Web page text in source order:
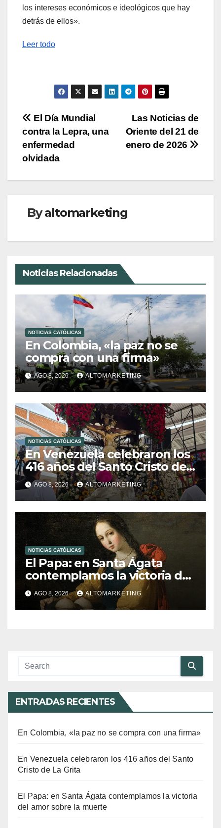
los intereses económicos e ideológicos que hay
detrás de ellos».
Leer todo
Navegación
de
entradas
Las Noticias de
Oriente del 21 de
enero de 2026
El Día Mundial
contra la Lepra, una
enfermedad
olvidada
Byaltomarketing
Noticias Relacionadas
NOTICIAS CATÓLICAS
En Colombia, «la paz no se
compra con una firma»
AGO 8, 2026 ALTOMARKETING
NOTICIAS CATÓLICAS
En Venezuela celebraron los
416 años del Santo Cristo de
La Grita
AGO 8, 2026 ALTOMARKETING
NOTICIAS CATÓLICAS
El Papa: en Santa Ágata
contemplamos la victoria del
amor sobre la muerte
AGO 8, 2026 ALTOMARKETING
ENTRADAS RECIENTES
En Colombia, «la paz no se compra con una firma»
En Venezuela celebraron los 416 años del Santo
Cristo de La Grita
El Papa: en Santa Ágata contemplamos la victoria
del amor sobre la muerte